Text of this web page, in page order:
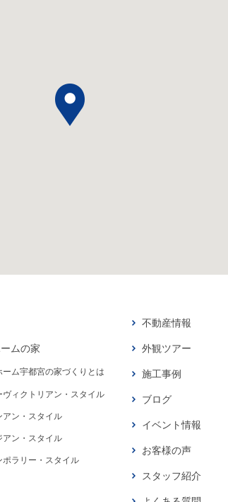
ムの家
ーム宇都宮の家づくりとは
ヴィクトリアン・スタイル
アン・スタイル
アン・スタイル
ポラリー・スタイル
不動産情報
外観ツアー
施工事例
ブログ
イベント情報
お客様の声
スタッフ紹介